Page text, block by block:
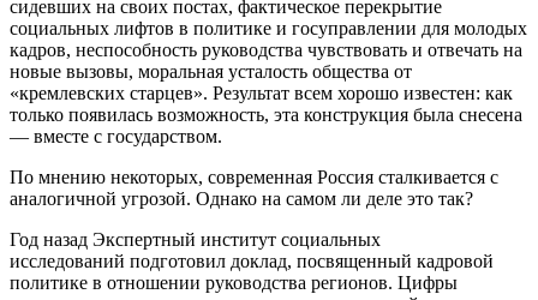
сидевших на своих постах, фактическое перекрытие
социальных лифтов в политике и госуправлении для молодых
кадров, неспособность руководства чувствовать и отвечать на
новые вызовы, моральная усталость общества от
«кремлевских старцев». Результат всем хорошо известен: как
только появилась возможность, эта конструкция была снесена
— вместе с государством.
По мнению некоторых, современная Россия сталкивается с
аналогичной угрозой. Однако на самом ли деле это так?
Год назад Экспертный институт социальных
исследований подготовил доклад, посвященный кадровой
политике в отношении руководства регионов. Цифры